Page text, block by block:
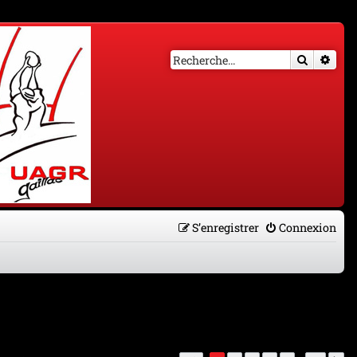
Connexion
S’enregistrer